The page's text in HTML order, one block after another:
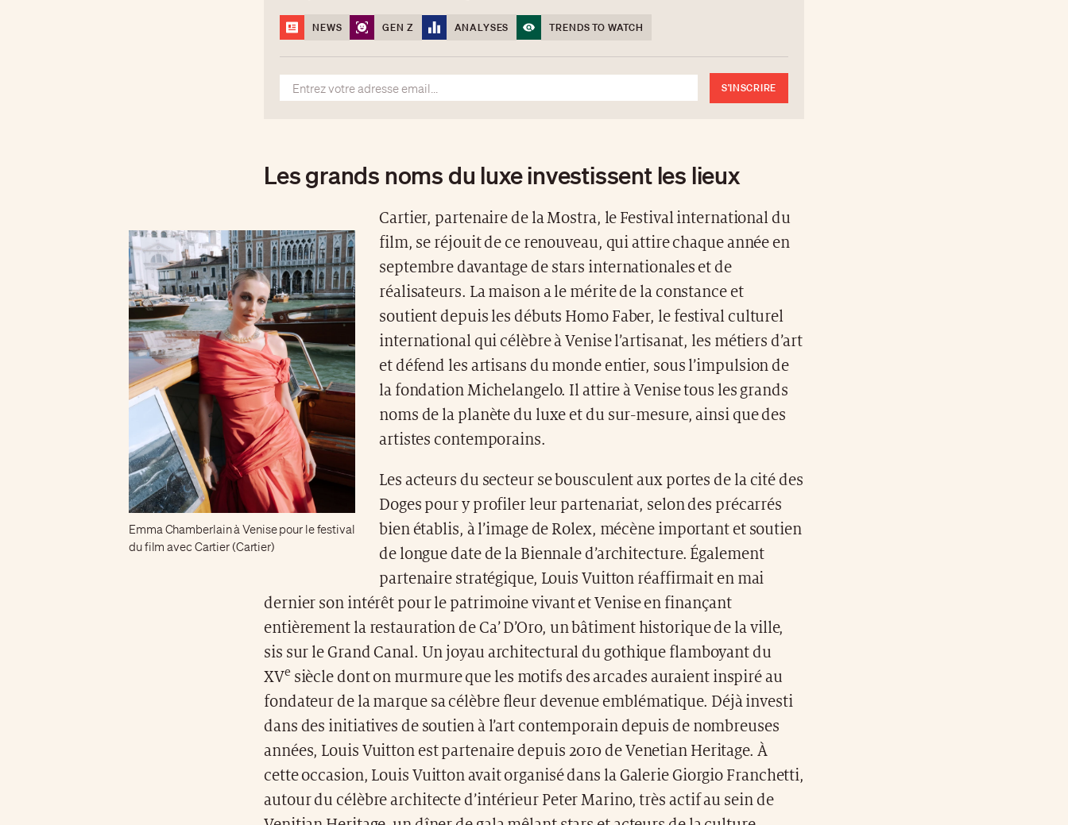
NEWS GEN Z ANALYSES TRENDS TO WATCH
S'INSCRIRE
Les grands noms du luxe investissent les lieux
Emma Chamberlain à Venise pour le festival
du film avec Cartier (Cartier)
Cartier, partenaire de la Mostra, le Festival international du
film, se réjouit de ce renouveau, qui attire chaque année en
septembre davantage de stars internationales et de
réalisateurs. La maison a le mérite de la constance et
soutient depuis les débuts Homo Faber, le festival culturel
international qui célèbre à Venise l’artisanat, les métiers d’art
et défend les artisans du monde entier, sous l’impulsion de
la fondation Michelangelo. Il attire à Venise tous les grands
noms de la planète du luxe et du sur-mesure, ainsi que des
artistes contemporains.
Les acteurs du secteur se bousculent aux portes de la cité des
Doges pour y profiler leur partenariat, selon des précarrés
bien établis, à l’image de Rolex, mécène important et soutien
de longue date de la Biennale d’architecture. Également
partenaire stratégique, Louis Vuitton réaffirmait en mai
dernier son intérêt pour le patrimoine vivant et Venise en finançant
entièrement la restauration de Ca’ D’Oro, un bâtiment historique de la ville,
sis sur le Grand Canal. Un joyau architectural du gothique flamboyant du
XVesiècle dont on murmure que les motifs des arcades auraient inspiré au
fondateur de la marque sa célèbre fleur devenue emblématique. Déjà investi
dans des initiatives de soutien à l’art contemporain depuis de nombreuses
années, Louis Vuitton est partenaire depuis 2010 de Venetian Heritage. À
cette occasion, Louis Vuitton avait organisé dans la Galerie Giorgio Franchetti,
autour du célèbre architecte d’intérieur Peter Marino, très actif au sein de